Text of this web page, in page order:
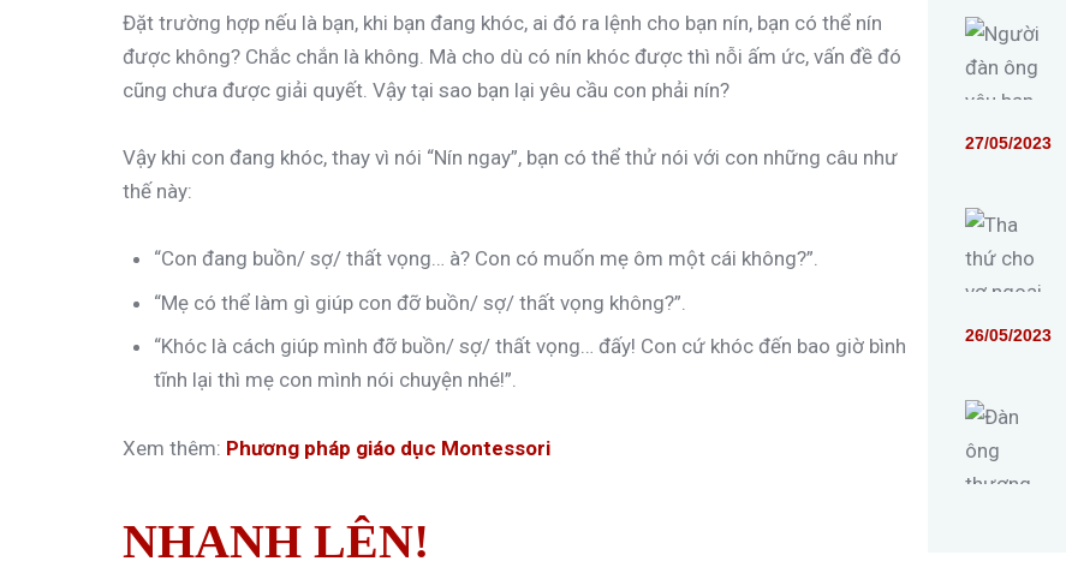
Đặt trường hợp nếu là bạn, khi bạn đang khóc, ai đó ra lệnh cho bạn nín, bạn có thể nín
được không? Chắc chắn là không. Mà cho dù có nín khóc được thì nỗi ấm ức, vấn đề đó
cũng chưa được giải quyết. Vậy tại sao bạn lại yêu cầu con phải nín?
Vậy khi con đang khóc, thay vì nói “Nín ngay”, bạn có thể thử nói với con những câu như
thế này:
“Con đang buồn/ sợ/ thất vọng… à? Con có muốn mẹ ôm một cái không?”.
“Mẹ có thể làm gì giúp con đỡ buồn/ sợ/ thất vọng không?”.
“Khóc là cách giúp mình đỡ buồn/ sợ/ thất vọng… đấy! Con cứ khóc đến bao giờ bình
tĩnh lại thì mẹ con mình nói chuyện nhé!”.
Xem thêm: Phương pháp giáo dục Montessori
NHANH LÊN!
27/05/2023
26/05/2023